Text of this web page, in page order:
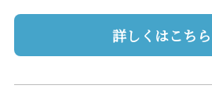
詳しくはこちら